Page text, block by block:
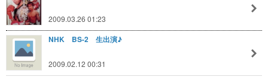
2009.03.26 01:23
NHK BS-2 生出演♪
2009.02.12 00:31